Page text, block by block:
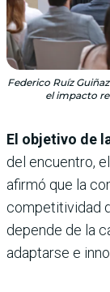
Federico Ruíz
el impacto
El objetivo de
del encuentro,
afirmó que la
competitividad
depende de la
adaptarse e